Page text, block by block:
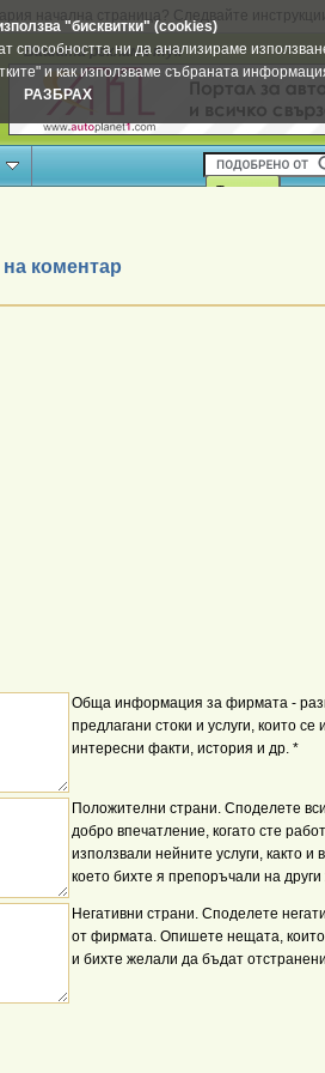
начална страница? Следвайте
"бисквитки" (cookies)
способността ни да анализираме
и как използваме събраната
РАЗБРАХ
Вашата реклама тук
коментар
Обща информация за фирмата -
предлагани стоки и услуги, които се
интересни факти, история и др. *
Положителни страни. Споделете
добро впечатление, когато сте
използвали нейните услуги, както и
което бихте я препоръчали на други
Негативни страни. Споделете
от фирмата. Опишете нещата,
и бихте желали да бъдат